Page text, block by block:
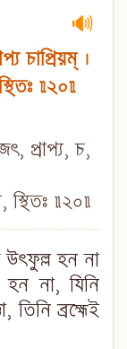
🔊
চাপ্রিয়ম্ ।
॥২০॥
প্রাপ্য, চ,
স্থিতঃ ॥২০॥
উৎফুল্ল হন না
হন না, যিনি
তিনি ব্রহ্মেই